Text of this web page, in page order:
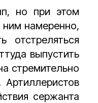
но при этом
ним намеренно,
отстреляться
выпустить
стремительно
сержанта